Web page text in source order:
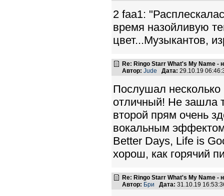
2 faa1:
время назойливую
цвет...Музыкантов,
Re: Ringo Starr What's My Name
Автор: Jude Дата: 29.10.19
Послушал
отличный! Не зашла
второй прям очень
вокальным
Better Days, Life is
хорош, как горячий
Re: Ringo Starr What's My Name
Автор: Бри Дата: 31.10.19